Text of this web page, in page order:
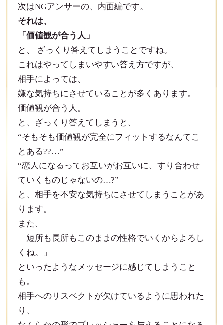
次はNGアンサーの、内面編です。
それは、
「価値観が合う人」
と、 ざっくり答えてしまうことですね。
これはやってしまいやすい答え方ですが、
相手によっては、
嫌な気持ちにさせていることが多くあります。
価値観が合う人。
と、ざっくり答えてしまうと、
“そもそも価値観が完全にフィットするなんてこ
とある??…”
“恋人になるってお互いがお互いに、すり合わせ
ていくものじゃないの…?”
と、相手を不安な気持ちにさせてしまうことがあ
ります。
また、
「短所も長所もこのままの性格でいくからよろし
くね。」
といったようなメッセージに感じてしまうこと
も。
相手へのリスペクトが欠けているように思われた
り、